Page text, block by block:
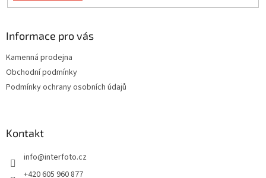
Informace pro vás
Kamenná prodejna
Obchodní podmínky
Podmínky ochrany osobních údajů
Kontakt
info@interfoto.cz
+420 605 960 877